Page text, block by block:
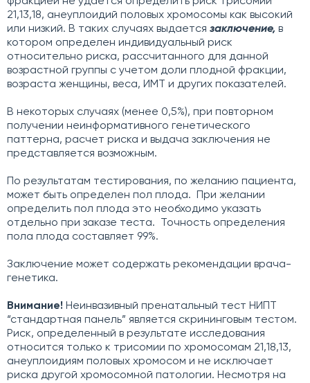
21,13,18, анеуплоидий половых хромосомы как высокий
или низкий. В таких случаях выдается заключение, в
котором определен индивидуальный риск
относительно риска, рассчитанного для данной
возрастной группы с учетом доли плодной фракции,
возраста женщины, веса, ИМТ и других показателей.
В некоторых случаях (менее 0,5%), при повторном
получении неинформативного генетического
паттерна, расчет риска и выдача заключения не
представляется возможным.
По результатам тестирования, по желанию пациента,
может быть определен пол плода. При желании
определить пол плода это необходимо указать
отдельно при заказе теста. Точность определения
пола плода составляет 99%.
Заключение может содержать рекомендации врача-
генетика.
Внимание! Неинвазивный пренатальный тест НИПТ
“стандартная панель” является скрининговым тестом.
Риск, определенный в результате исследования
относится только к трисомии по хромосомам 21,18,13,
анеуплоидиям половых хромосом и не исключает
риска другой хромосомной патологии. Несмотря на